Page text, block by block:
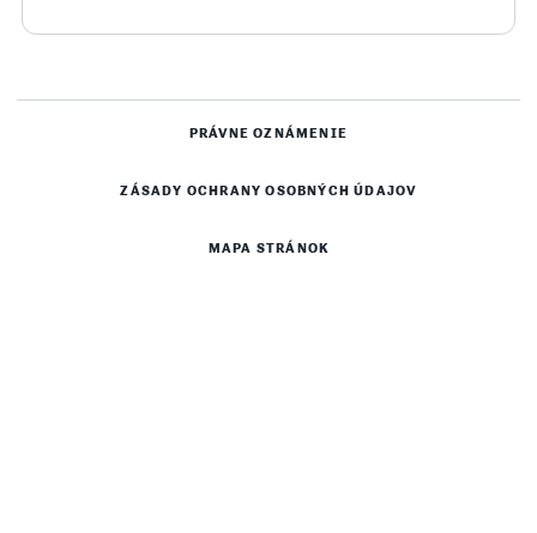
PRÁVNE OZNÁMENIE
ZÁSADY OCHRANY OSOBNÝCH ÚDAJOV
MAPA STRÁNOK